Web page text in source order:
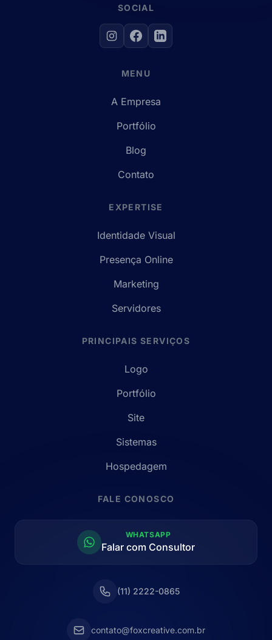
SOCIAL
MENU
A Empresa
Portfólio
Blog
Contato
EXPERTISE
Identidade Visual
Presença Online
Marketing
Servidores
PRINCIPAIS SERVIÇOS
Logo
Portfólio
Site
Sistemas
Hospedagem
FALE CONOSCO
WHATSAPP
Falar com Consultor
(11) 2222-0865
contato@foxcreative.com.br